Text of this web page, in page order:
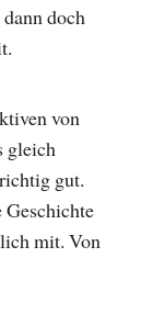
doch
von
gleich
gut.
mit. Von